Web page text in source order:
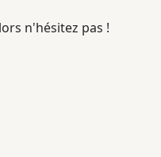
n'hésitez pas !